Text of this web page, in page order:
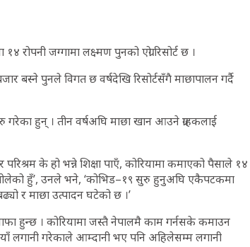
जग्गामा लक्ष्मण पुनको एग्रो रिसोर्ट छ ।
बस्ने पुनले विगत छ वर्षदेखि रिसोर्टसँगै माछापालन गर्दै
गरेका हुन् । तीन वर्षअघि माछा खान आउने ग्राहकलाई
के हो भन्ने शिक्षा पाएँ, कोरियामा कमाएको पैसाले १४
खोलेको हुँ’, उनले भने, ‘कोभिड–१९ सुरु हुनुअघि एकैपटकमा
र माछा उत्पादन घटेको छ ।’
हुन्छ । कोरियामा जस्तै नेपालमै काम गर्नसके कमाउन
लगानी गरेकाले आम्दानी भए पनि अहिलेसम्म लगानी